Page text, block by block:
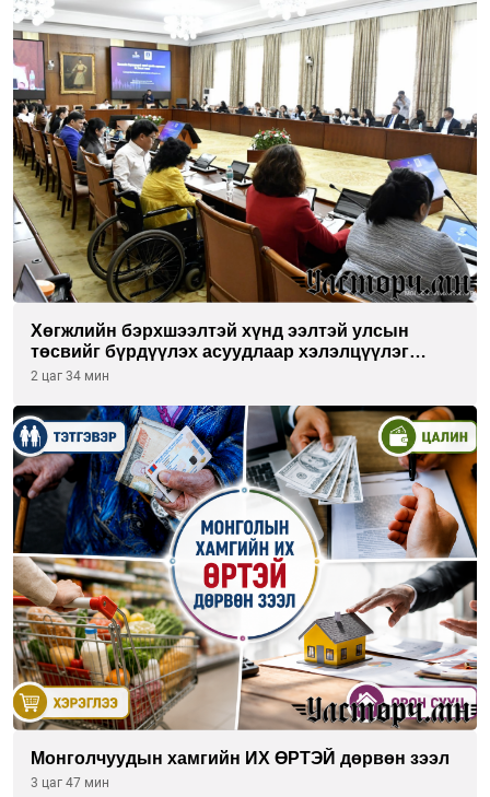
Хөгжлийн бэрхшээлтэй хүнд ээлтэй улсын
төсвийг бүрдүүлэх асуудлаар хэлэлцүүлэг
өрнүүлж байна
2 цаг 34 мин
Монголчуудын хамгийн ИХ ӨРТЭЙ дөрвөн зээл
3 цаг 47 мин